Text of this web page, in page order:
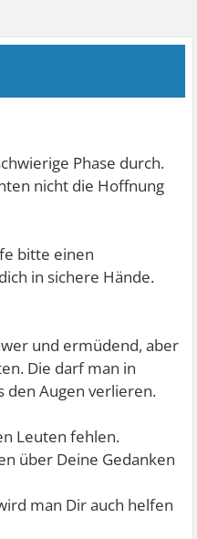
Phase durch.
nicht die Hoffnung
bitte einen
in sichere Hände.
und ermüdend, aber
Die darf man in
den Augen verlieren.
Leuten fehlen.
über Deine Gedanken
man Dir auch helfen